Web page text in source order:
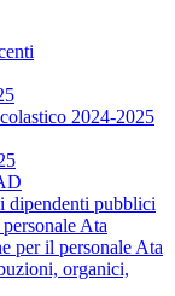
2024-2025
dipendenti pubblici
Ata
per il personale Ata
organici,